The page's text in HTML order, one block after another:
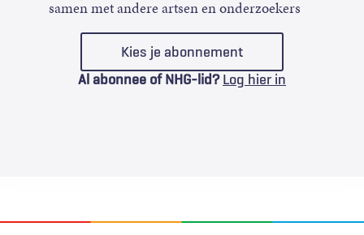
samen met andere artsen en onderzoekers
Kies je abonnement
Al abonnee of NHG-lid? Log hier in